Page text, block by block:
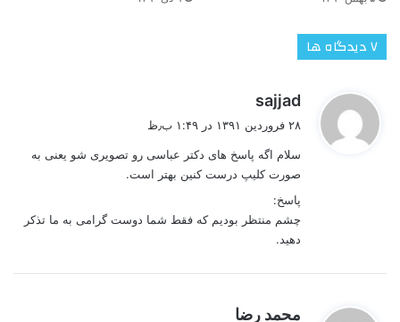
‫۷ دیدگاه ها
sajjad
ت
:
۲۸ فروردین ۱۳۹۱ در ۱:۴۹ ب٫ظ
سلام اگه پاسخ های دکتر عباسی رو تصویری شو یعنی به
صورت کلیپ درست کنین بهتر است.
پاسخ:
چشم منتظر بودیم که فقط شما دوست گرامی به ما تذکر
دهید.
محمد رضا